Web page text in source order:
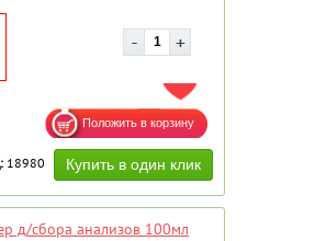
ДОБАВИТЬ В ИЗБРАННОЕ
18980
д/сбора анализов 100мл